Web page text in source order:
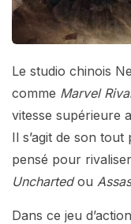
Le studio chinois
comme Marvel
vitesse supérieure
Il s’agit de son
pensé pour
Unchartedou
Dans ce jeu